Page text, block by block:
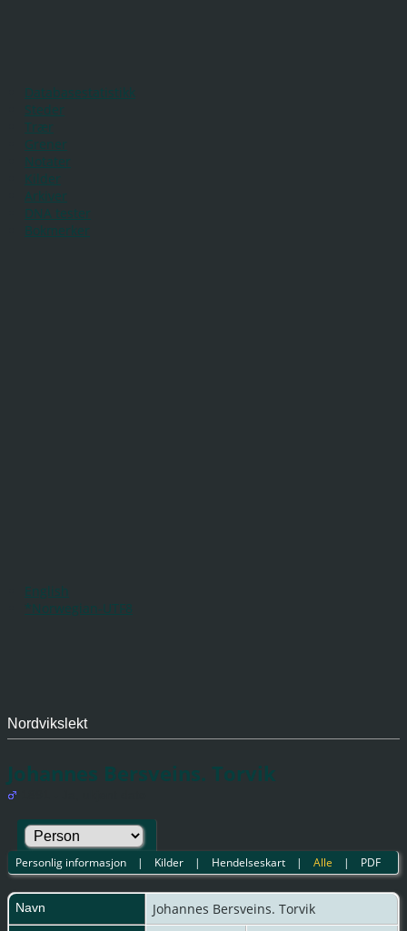
Databasestatistikk
Steder
Trær
Grener
Notater
Kilder
Arkiver
DNA tester
Bokmerker
English
*Norwegian-UTF8
Nordvikslekt
Johannes Bersveins. Torvik
Personlig informasjon | Kilder | Hendelseskart |Alle | PDF
Navn Johannes Bersveins. Torvik